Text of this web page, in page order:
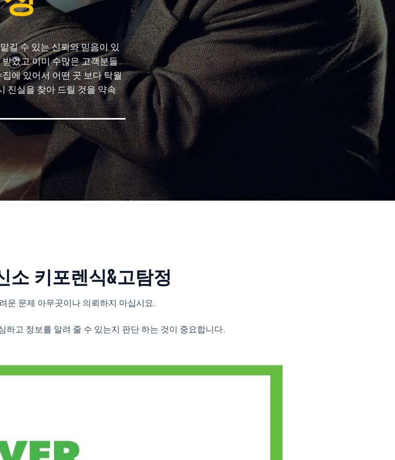
길 수 있는 신뢰와 믿음이 있
았고 이미 수많은 고객분들
에 있어서 어떤 곳 보다 탁월
진실을 찾아 드릴 것을 약속
소 키포렌식&고탐정
운 문제 아무곳이나 의뢰하지 마십시요.
하고 정보를 알려 줄 수 있는지 판단 하는 것이 중요합니다.